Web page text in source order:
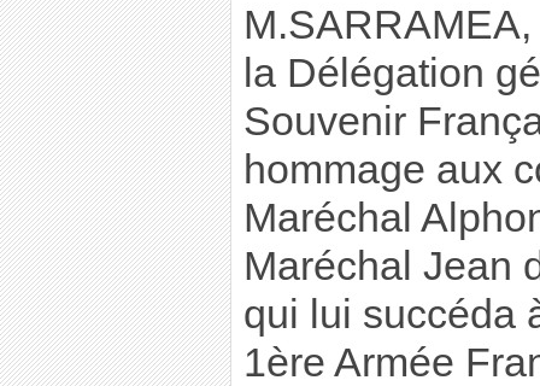
la Délégation
Souvenir
hommage aux
Maréchal
Maréchal Jean
qui lui succéda
1ère Armée